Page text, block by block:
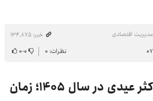
مدیریت اقتصادی
خبر: ۱۳۴٬۸۷۵
نظرات: ۰ ۰-۰
حداقل و حداکثر عیدی در سال ۱۴۰۵؛ زمان